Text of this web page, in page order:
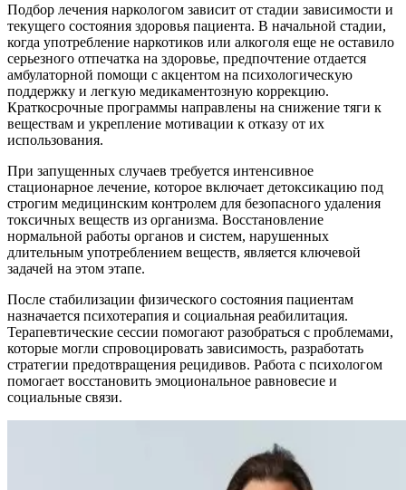
Подбор лечения наркологом зависит от стадии зависимости и
текущего состояния здоровья пациента. В начальной стадии,
когда употребление наркотиков или алкоголя еще не оставило
серьезного отпечатка на здоровье, предпочтение отдается
амбулаторной помощи с акцентом на психологическую
поддержку и легкую медикаментозную коррекцию.
Краткосрочные программы направлены на снижение тяги к
веществам и укрепление мотивации к отказу от их
использования.
При запущенных случаев требуется интенсивное
стационарное лечение, которое включает детоксикацию под
строгим медицинским контролем для безопасного удаления
токсичных веществ из организма. Восстановление
нормальной работы органов и систем, нарушенных
длительным употреблением веществ, является ключевой
задачей на этом этапе.
После стабилизации физического состояния пациентам
назначается психотерапия и социальная реабилитация.
Терапевтические сессии помогают разобраться с проблемами,
которые могли спровоцировать зависимость, разработать
стратегии предотвращения рецидивов. Работа с психологом
помогает восстановить эмоциональное равновесие и
социальные связи.